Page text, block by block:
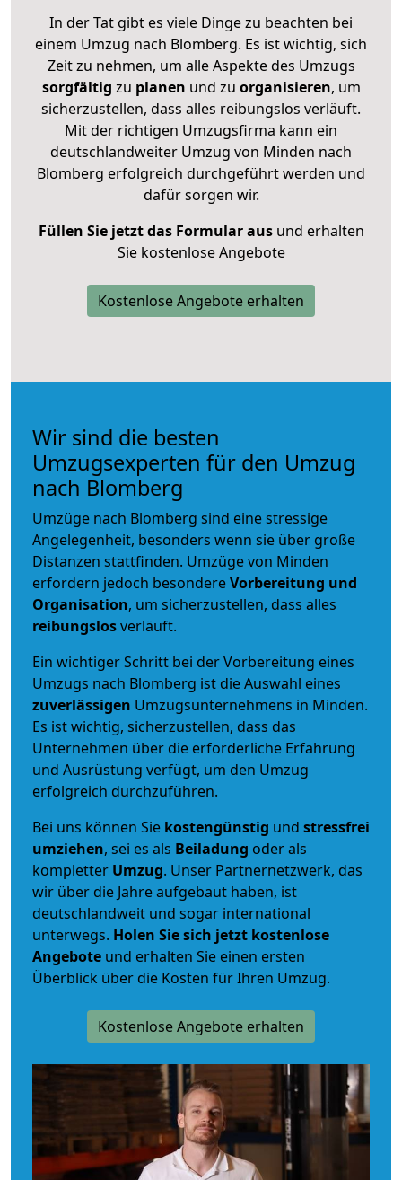
In der Tat gibt es viele Dinge zu beachten bei
einem Umzug nach Blomberg. Es ist wichtig, sich
Zeit zu nehmen, um alle Aspekte des Umzugs
sorgfältig zu planen und zu organisieren, um
sicherzustellen, dass alles reibungslos verläuft.
Mit der richtigen Umzugsfirma kann ein
deutschlandweiter Umzug von Minden nach
Blomberg erfolgreich durchgeführt werden und
dafür sorgen wir.
Füllen Sie jetzt das Formular ausund erhalten
Sie kostenlose Angebote
Kostenlose Angebote erhalten
Wir sind die besten
Umzugsexperten für den Umzug
nach Blomberg
Umzüge nach Blomberg sind eine stressige
Angelegenheit, besonders wenn sie über große
Distanzen stattfinden. Umzüge von Minden
erfordern jedoch besondereVorbereitung und
Organisation, um sicherzustellen, dass alles
reibungslosverläuft.
Ein wichtiger Schritt bei der Vorbereitung eines
Umzugs nach Blomberg ist die Auswahl eines
zuverlässigen Umzugsunternehmens in Minden.
Es ist wichtig, sicherzustellen, dass das
Unternehmen über die erforderliche Erfahrung
und Ausrüstung verfügt, um den Umzug
erfolgreich durchzuführen.
Bei uns können Sie kostengünstig und stressfrei
umziehen, sei es als Beiladung oder als
kompletter Umzug. Unser Partnernetzwerk, das
wir über die Jahre aufgebaut haben, ist
deutschlandweit und sogar international
unterwegs. Holen Sie sich jetzt kostenlose
Angebote und erhalten Sie einen ersten
Überblick über die Kosten für Ihren Umzug.
Kostenlose Angebote erhalten